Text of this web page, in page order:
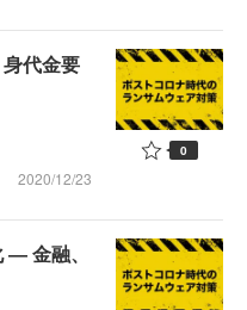
代金要
2020/12/23
0
金融、